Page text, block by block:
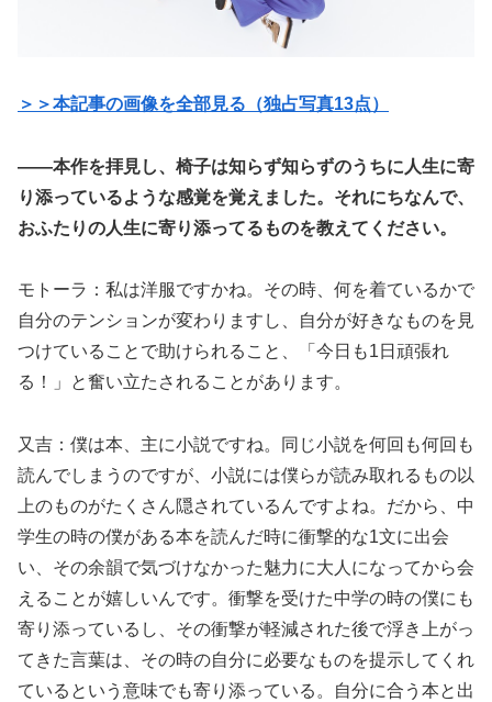
＞＞本記事の画像を全部見る（独占写真13点）
――本作を拝見し、椅子は知らず知らずのうちに人生に寄
り添っているような感覚を覚えました。それにちなんで、
おふたりの人生に寄り添ってるものを教えてください。
モトーラ：私は洋服ですかね。その時、何を着ているかで
自分のテンションが変わりますし、自分が好きなものを見
つけていることで助けられること、「今日も1日頑張れ
る！」と奮い立たされることがあります。
又吉：僕は本、主に小説ですね。同じ小説を何回も何回も
読んでしまうのですが、小説には僕らが読み取れるもの以
上のものがたくさん隠されているんですよね。だから、中
学生の時の僕がある本を読んだ時に衝撃的な1文に出会
い、その余韻で気づけなかった魅力に大人になってから会
えることが嬉しいんです。衝撃を受けた中学の時の僕にも
寄り添っているし、その衝撃が軽減された後で浮き上がっ
てきた言葉は、その時の自分に必要なものを提示してくれ
ているという意味でも寄り添っている。自分に合う本と出